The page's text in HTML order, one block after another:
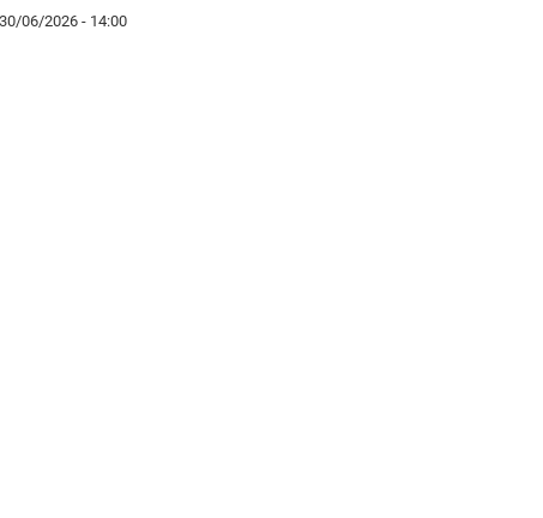
30/06/2026 - 14:00